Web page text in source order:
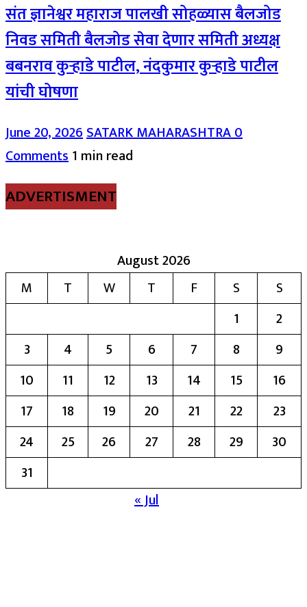
संत ज्ञानेश्वर महाराज पालखी सोहळ्यास बैलजोड
निवड समिती बैलजोड सेवा देणार समिती अध्यक्ष
बबनराव कुऱ्हाडे पाटील, नंदकुमार कुऱ्हाडे पाटील
यांची घोषणा
June 20, 2026SATARK MAHARASHTRA0
Comments1 min read
ADVERTISMENT
August 2026
M
T W T F S
S
1
2
3
4 5 6 7 8
9
10
11 12 13 14 15
16
17
18 19 20 21 22
23
24
25 26 27 28 29
30
31
« Jul